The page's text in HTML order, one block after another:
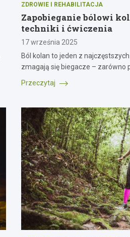
ZDROWIE I REHABILITACJA
Zapobieganie bólowi
techniki i ćwiczenia
17 września 2025
Ból kolan to jeden z
zmagają się biegacze – zarówno
Przeczytaj